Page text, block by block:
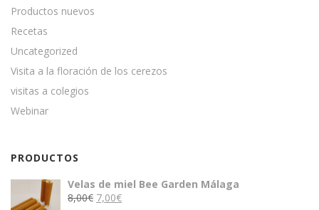
Productos nuevos
Recetas
Uncategorized
Visita a la floración de los cerezos
visitas a colegios
Webinar
PRODUCTOS
Velas de miel Bee Garden Málaga
8,00€ El
7,00€El